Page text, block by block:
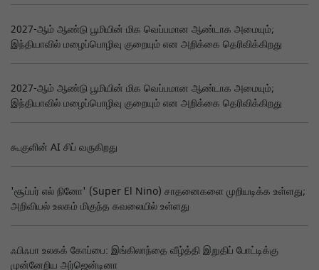
2027-ஆம் ஆண்டு பூமியின் மிக வெப்பமான ஆண்டாக அமையும்;
இந்தியாவில் மழைப்பொழிவு குறையும் என அறிக்கை தெரிவிக்கிறது
2027-ஆம் ஆண்டு பூமியின் மிக வெப்பமான ஆண்டாக அமையும்;
இந்தியாவில் மழைப்பொழிவு குறையும் என அறிக்கை தெரிவிக்கிறது
கூகுளின் AI சிப் வருகிறது
'சூப்பர் எல் நினோ' (Super El Nino) சாதனைகளை முறியடிக்க உள்ளது;
அறிவியல் உலகம் மிகுந்த கவலையில் உள்ளது
ஃபிஃபா உலகக் கோப்பை: இங்கிலாந்தை வீழ்த்தி இறுதிப் போட்டிக்கு
முன்னேறிய அர்ஜென்டினா